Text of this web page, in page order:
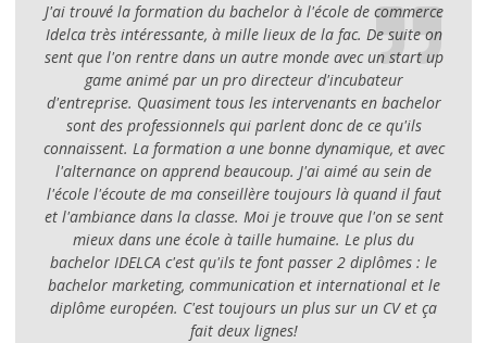
J'ai trouvé la formation du bachelor à l'école de commerce
Idelca très intéressante, à mille lieux de la fac. De suite on
sent que l'on rentre dans un autre monde avec un start up
game animé par un pro directeur d'incubateur
d'entreprise. Quasiment tous les intervenants en bachelor
sont des professionnels qui parlent donc de ce qu'ils
connaissent. La formation a une bonne dynamique, et avec
l'alternance on apprend beaucoup. J'ai aimé au sein de
l'école l'écoute de ma conseillère toujours là quand il faut
et l'ambiance dans la classe. Moi je trouve que l'on se sent
mieux dans une école à taille humaine. Le plus du
bachelor IDELCA c'est qu'ils te font passer 2 diplômes : le
bachelor marketing, communication et international et le
diplôme européen. C'est toujours un plus sur un CV et ça
fait deux lignes!